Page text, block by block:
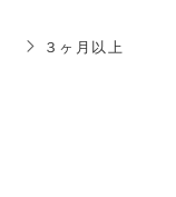
３ヶ月以上